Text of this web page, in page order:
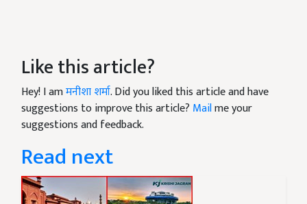
Like this article?
Hey! I amमनीशा शर्मा. Did you liked this article and have
suggestions to improve this article? Mailme your
suggestions and feedback.
Read next